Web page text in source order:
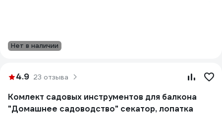
Нет в наличии
4.9 23 отзыва
Комлект садовых инструментов для балкона
"Домашнее садоводство" секатор, лопатка